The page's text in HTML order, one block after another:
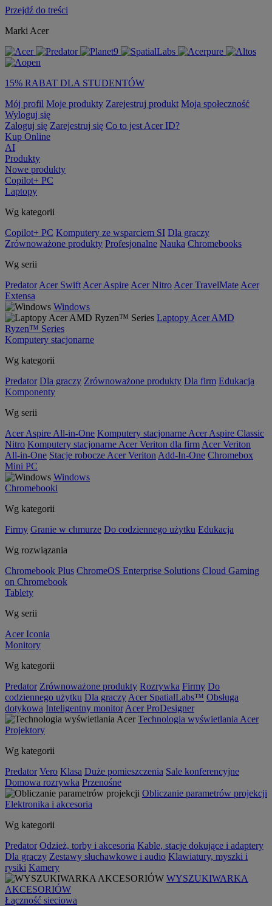
Przejdź do treści
Marki Acer
15% RABAT DLA STUDENTÓW
Mój profil Moje produkty Zarejestruj produkt Moja społeczność
Wyloguj się
Zaloguj się Zarejestruj się Co to jest Acer ID?
Kup Online
AI
Produkty
Nowe produkty
Copilot+ PC
Laptopy
Wg kategorii
Copilot+ PC Komputery ze wsparciem SI Dla graczy
Zrównoważone produkty Profesjonalne Nauka Chromebooks
Wg serii
Predator Acer Swift Acer Aspire Acer Nitro Acer TravelMate Acer
Extensa
Windows
Laptopy Acer AMD
Ryzen™ Series
Komputery stacjonarne
Wg kategorii
Predator Dla graczy Zrównoważone produkty Dla firm Edukacja
Komponenty
Wg serii
Acer Aspire All-in-One Komputery stacjonarne Acer Aspire Classic
Nitro Komputery stacjonarne Acer Veriton dla firm Acer Veriton
All-in-One Stacje robocze Acer Veriton Add-In-One Chromebox
Mini PC
Windows
Chromebooki
Wg kategorii
Firmy Granie w chmurze Do codziennego użytku Edukacja
Wg rozwiązania
Chromebook Plus ChromeOS Enterprise Solutions Cloud Gaming
on Chromebook
Tablety
Wg serii
Acer Iconia
Monitory
Wg kategorii
Predator Zrównoważone produkty Rozrywka Firmy Do
codziennego użytku Dla graczy Acer SpatialLabs™ Obsługa
dotykowa Inteligentny monitor Acer ProDesigner
Technologia wyświetlania Acer
Projektory
Wg kategorii
Predator Vero Klasa Duże pomieszczenia Sale konferencyjne
Domowa rozrywka Przenośne
Obliczanie parametrów projekcji
Elektronika i akcesoria
Wg kategorii
Predator Odzież, torby i akcesoria Kable, stacje dokujące i adaptery
Dla graczy Zestawy słuchawkowe i audio Klawiatury, myszki i
rysiki Kamery
WYSZUKIWARKA
AKCESORIÓW
Łączność sieciowa